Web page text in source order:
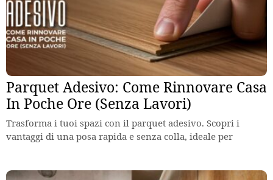
Parquet Adesivo: Come Rinnovare Casa
In Poche Ore (Senza Lavori)
Trasforma i tuoi spazi con il parquet adesivo. Scopri i
vantaggi di una posa rapida e senza colla, ideale per